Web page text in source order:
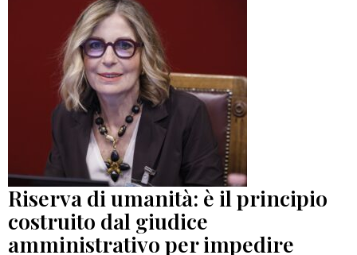
Riserva di umanità: è il principio
costruito dal giudice
amministrativo per impedire